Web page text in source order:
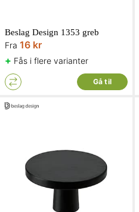
Beslag Design 1353 greb
Fra 16 kr
+ Fås i flere varianter
Gå til